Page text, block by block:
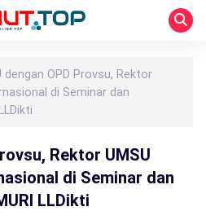
dengan OPD Provsu, Rektor
di Seminar dan
Rektor UMSU
di Seminar dan
LLDikti